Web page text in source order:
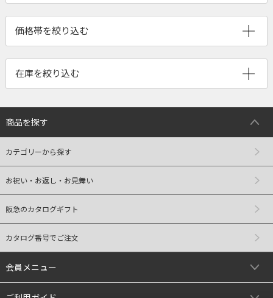
商品を探す
カテゴリーから探す
お祝い・お返し・お見舞い
阪急のカタログギフト
カタログ番号でご注文
会員メニュー